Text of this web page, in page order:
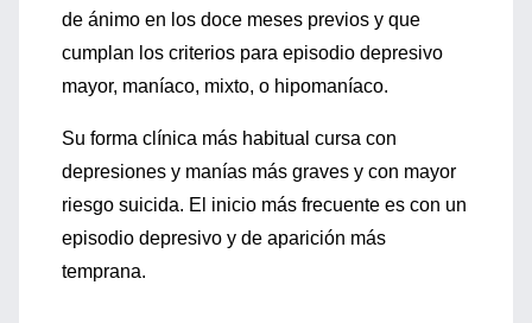
de ánimo en los doce meses previos y que
cumplan los criterios para episodio depresivo
mayor, maníaco, mixto, o hipomaníaco.
Su forma clínica más habitual cursa con
depresiones y manías más graves y con mayor
riesgo suicida. El inicio más frecuente es con un
episodio depresivo y de aparición más
temprana.